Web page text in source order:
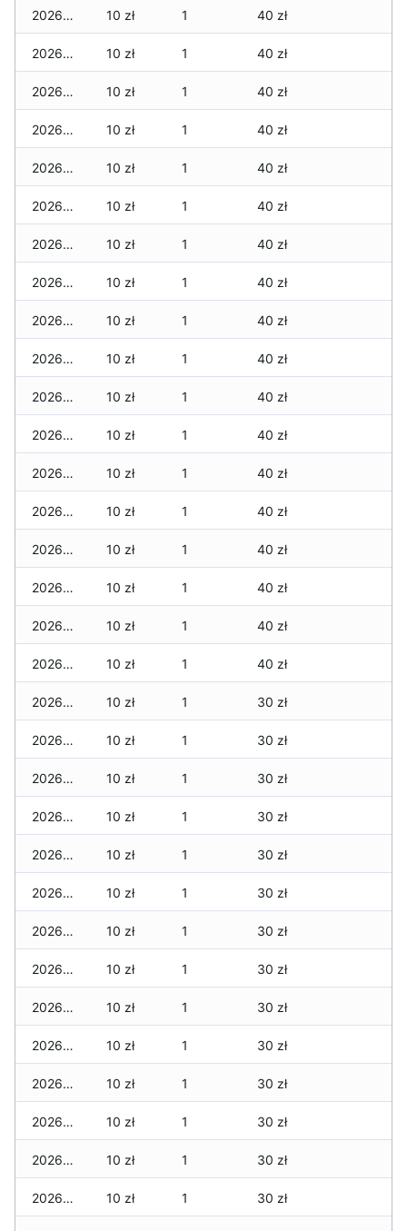
2026-07-17 10 zł 1 40 zł
2026-07-16 10 zł 1 40 zł
2026-07-15 10 zł 1 40 zł
2026-07-14 10 zł 1 40 zł
2026-07-13 10 zł 1 40 zł
2026-07-12 10 zł 1 40 zł
2026-07-11 10 zł 1 40 zł
2026-07-10 10 zł 1 40 zł
2026-07-09 10 zł 1 40 zł
2026-07-08 10 zł 1 40 zł
2026-07-07 10 zł 1 40 zł
2026-07-06 10 zł 1 40 zł
2026-07-05 10 zł 1 40 zł
2026-07-04 10 zł 1 40 zł
2026-07-03 10 zł 1 40 zł
2026-07-02 10 zł 1 40 zł
2026-07-01 10 zł 1 40 zł
2026-06-30 10 zł 1 40 zł
2026-06-28 10 zł 1 30 zł
2026-06-27 10 zł 1 30 zł
2026-06-26 10 zł 1 30 zł
2026-06-25 10 zł 1 30 zł
2026-06-24 10 zł 1 30 zł
2026-06-23 10 zł 1 30 zł
2026-06-22 10 zł 1 30 zł
2026-06-21 10 zł 1 30 zł
2026-06-20 10 zł 1 30 zł
2026-06-19 10 zł 1 30 zł
2026-06-18 10 zł 1 30 zł
2026-06-17 10 zł 1 30 zł
2026-06-16 10 zł 1 30 zł
2026-06-15 10 zł 1 30 zł